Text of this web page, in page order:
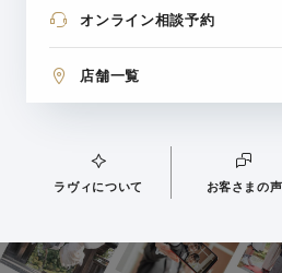
オンライン相談予約
店舗一覧
ラヴィについて お客さまの声